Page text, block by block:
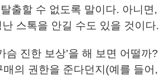
출할 수 없도록 말이다. 아니면
스톡을 안길 수도 있을 것이다.
진한 보상’을 해 보면 어떨까?
의 권한을 준다던지(예를 들어,